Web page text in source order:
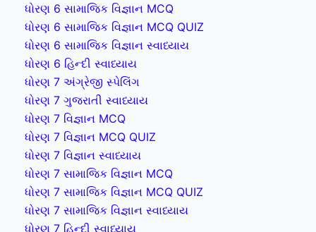
ધોરણ 6 સામાજિક વિજ્ઞાન MCQ
ધોરણ 6 સામાજિક વિજ્ઞાન MCQ QUIZ
ધોરણ 6 સામાજિક વિજ્ઞાન સ્વાધ્યાય
ધોરણ 6 હિન્દી સ્વાધ્યાય
ધોરણ 7 અંગ્રેજી સ્પેલિંગ
ધોરણ 7 ગુજરાતી સ્વાધ્યાય
ધોરણ 7 વિજ્ઞાન MCQ
ધોરણ 7 વિજ્ઞાન MCQ QUIZ
ધોરણ 7 વિજ્ઞાન સ્વાધ્યાય
ધોરણ 7 સામાજિક વિજ્ઞાન MCQ
ધોરણ 7 સામાજિક વિજ્ઞાન MCQ QUIZ
ધોરણ 7 સામાજિક વિજ્ઞાન સ્વાધ્યાય
ધોરણ 7 હિન્દી સ્વાધ્યાય